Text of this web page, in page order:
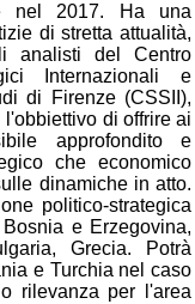
nel 2017. Ha una
di stretta attualità,
analisti del Centro
Internazionali e
di Firenze (CSSII),
di offrire ai
approfondito e
che economico
dinamiche in atto.
politico-strategica
e Erzegovina,
Grecia. Potrà
e Turchia nel caso
rilevanza per l'area